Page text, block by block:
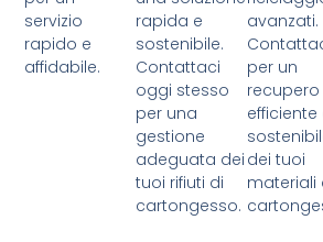
servizio
rapido e
affidabile.
rapida e
sostenibile.
Contattaci
oggi stesso
per una
gestione
adeguata dei
tuoi rifiuti di
cartongesso.
avanzati.
per un
recupero
efficiente
dei tuoi
materiali